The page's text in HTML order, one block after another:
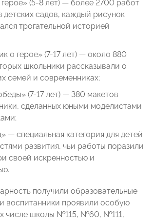
(5-8 лет) — более 2700 работ
садов, каждый рисунок
трогательной историей
о герое» (7-17 лет) — около 880
школьники рассказывали о
семей и современниках;
(7-17 лет) — 380 макетов
сделанных юными моделистами
— специальная категория для детей
развития, чьи работы поразили
своей искренностью и
получили образовательные
воспитанники проявили особую
числе школы №115, №60, №111,